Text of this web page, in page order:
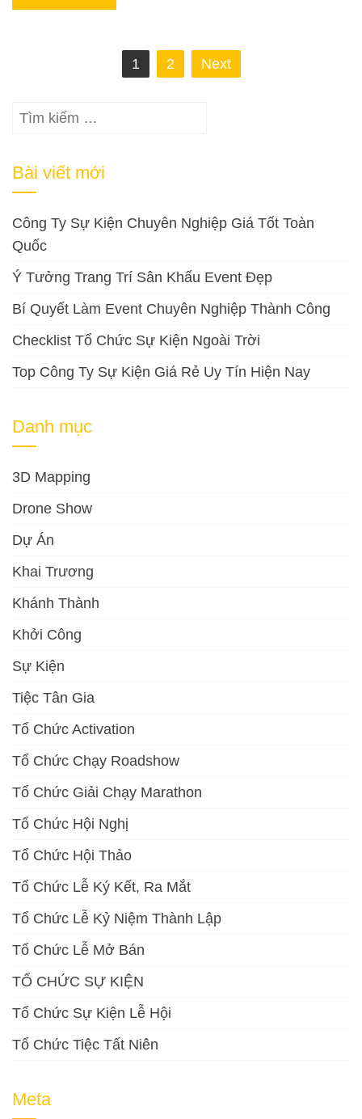
bài
1 2 Next
Tìm
Bài viết mới
Công Ty Sự Kiện Chuyên Nghiệp Giá Tốt Toàn
Quốc
Ý Tưởng Trang Trí Sân Khấu Event Đẹp
Bí Quyết Làm Event Chuyên Nghiệp Thành Công
Checklist Tổ Chức Sự Kiện Ngoài Trời
Top Công Ty Sự Kiện Giá Rẻ Uy Tín Hiện Nay
Danh mục
3D Mapping
Drone Show
Dự Án
Khai Trương
Khánh Thành
Khởi Công
Sự Kiện
Tiệc Tân Gia
Tổ Chức Activation
Tổ Chức Chạy Roadshow
Tổ Chức Giải Chạy Marathon
Tổ Chức Hội Nghị
Tổ Chức Hội Thảo
Tổ Chức Lễ Ký Kết, Ra Mắt
Tổ Chức Lễ Kỷ Niệm Thành Lập
Tổ Chức Lễ Mở Bán
TỔ CHỨC SỰ KIỆN
Tổ Chức Sự Kiện Lễ Hội
Tổ Chức Tiệc Tất Niên
Meta